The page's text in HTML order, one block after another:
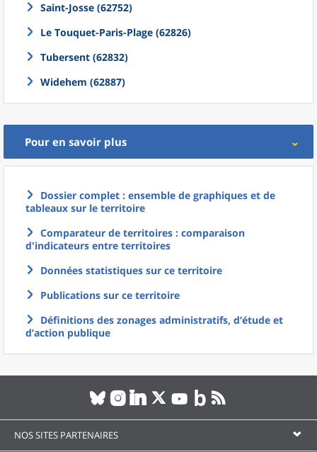
Saint-Josse (62752)
Le Touquet-Paris-Plage (62826)
Tubersent (62832)
Widehem (62887)
Pour en savoir plus
Dossier complet : ensemble de graphiques et de
tableaux sur le territoire
Comparateur de territoires : comparaison
d'indicateurs entre territoires
Données statistiques sur ce territoire
Publications sur ce territoire
Définitions des zonages administratifs, d’étude et
d’action publique
NOS SITES PARTENAIRES